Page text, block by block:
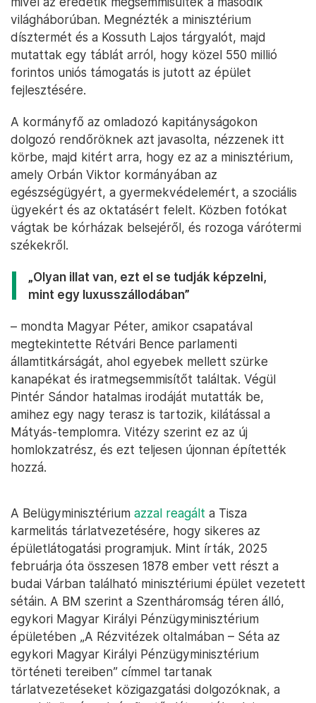
világháborúban. Megnézték a minisztérium
dísztermét és a Kossuth Lajos tárgyalót, majd
mutattak egy táblát arról, hogy közel 550 millió
forintos uniós támogatás is jutott az épület
fejlesztésére.
A kormányfő az omladozó kapitányságokon
dolgozó rendőröknek azt javasolta, nézzenek itt
körbe, majd kitért arra, hogy ez az a minisztérium,
amely Orbán Viktor kormányában az
egészségügyért, a gyermekvédelemért, a szociális
ügyekért és az oktatásért felelt. Közben fotókat
vágtak be kórházak belsejéről, és rozoga várótermi
székekről.
„Olyan illat van, ezt el se tudják képzelni,
mint egy luxusszállodában”
– mondta Magyar Péter, amikor csapatával
megtekintette Rétvári Bence parlamenti
államtitkárságát, ahol egyebek mellett szürke
kanapékat és iratmegsemmisítőt találtak. Végül
Pintér Sándor hatalmas irodáját mutatták be,
amihez egy nagy terasz is tartozik, kilátással a
Mátyás-templomra. Vitézy szerint ez az új
homlokzatrész, és ezt teljesen újonnan építették
hozzá.
A Belügyminisztérium azzal reagált a Tisza
karmelitás tárlatvezetésére, hogy sikeres az
épületlátogatási programjuk. Mint írták, 2025
februárja óta összesen 1878 ember vett részt a
budai Várban található minisztériumi épület vezetett
sétáin. A BM szerint a Szentháromság téren álló,
egykori Magyar Királyi Pénzügyminisztérium
épületében „A Rézvitézek oltalmában – Séta az
egykori Magyar Királyi Pénzügyminisztérium
történeti tereiben” címmel tartanak
tárlatvezetéseket közigazgatási dolgozóknak, a